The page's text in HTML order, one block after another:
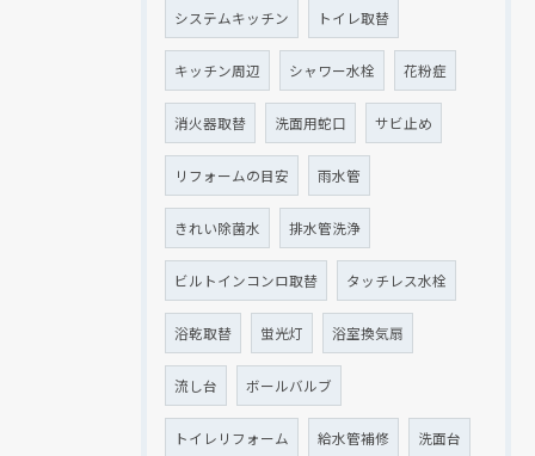
システムキッチン トイレ取替
キッチン周辺 シャワー水栓 花粉症
消火器取替 洗面用蛇口 サビ止め
リフォームの目安 雨水管
きれい除菌水 排水管洗浄
ビルトインコンロ取替 タッチレス水栓
浴乾取替 蛍光灯 浴室換気扇
流し台 ボールバルブ
トイレリフォーム 給水管補修 洗面台